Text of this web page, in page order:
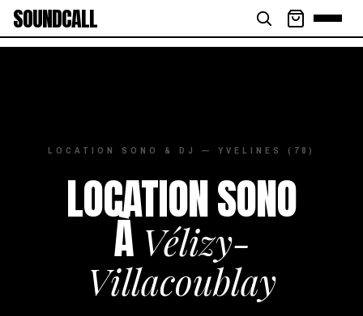
SOUNDCALL
LOCATION SONO & DJ — YVELINES (78)
LOCATION SONO
ÀVélizy-
Villacoublay